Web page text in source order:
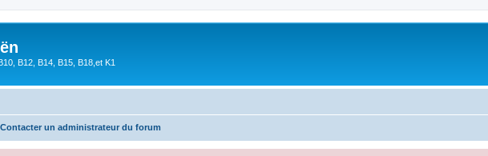
B12, B14, B15, B18,et K1
Contacter un administrateur du forum